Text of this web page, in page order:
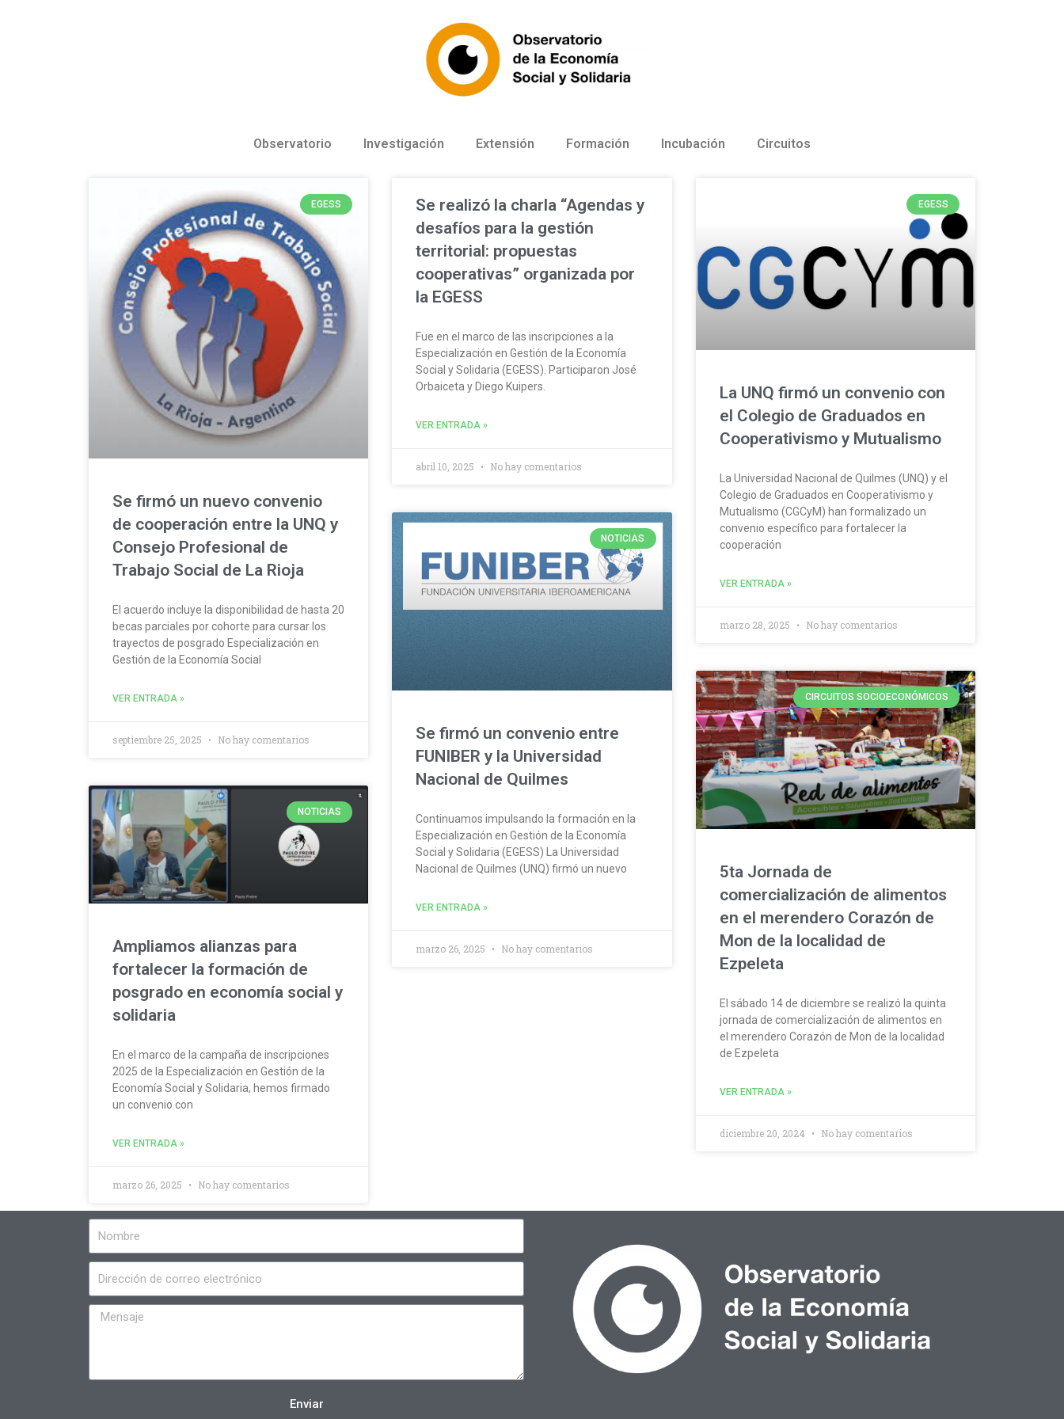
Observatorio Investigación Extensión Formación Incubación Circuitos
EGESS
Se firmó un nuevo convenio
de cooperación entre la UNQ y
Consejo Profesional de
Trabajo Social de La Rioja
El acuerdo incluye la disponibilidad de hasta 20
becas parciales por cohorte para cursar los
trayectos de posgrado Especialización en
Gestión de la Economía Social
VER ENTRADA »
septiembre 25, 2025 No hay comentarios
Se realizó la charla “Agendas y
desafíos para la gestión
territorial: propuestas
cooperativas” organizada por
la EGESS
Fue en el marco de las inscripciones a la
Especialización en Gestión de la Economía
Social y Solidaria (EGESS). Participaron José
Orbaiceta y Diego Kuipers.
VER ENTRADA »
abril 10, 2025 No hay comentarios
EGESS
La UNQ firmó un convenio con
el Colegio de Graduados en
Cooperativismo y Mutualismo
La Universidad Nacional de Quilmes (UNQ) y el
Colegio de Graduados en Cooperativismo y
Mutualismo (CGCyM) han formalizado un
convenio específico para fortalecer la
cooperación
VER ENTRADA »
marzo 28, 2025 No hay comentarios
NOTICIAS
Ampliamos alianzas para
fortalecer la formación de
posgrado en economía social y
solidaria
En el marco de la campaña de inscripciones
2025 de la Especialización en Gestión de la
Economía Social y Solidaria, hemos firmado
un convenio con
VER ENTRADA »
marzo 26, 2025 No hay comentarios
NOTICIAS
Se firmó un convenio entre
FUNIBER y la Universidad
Nacional de Quilmes
Continuamos impulsando la formación en la
Especialización en Gestión de la Economía
Social y Solidaria (EGESS) La Universidad
Nacional de Quilmes (UNQ) firmó un nuevo
VER ENTRADA »
marzo 26, 2025 No hay comentarios
CIRCUITOS SOCIOECONÓMICOS
5ta Jornada de
comercialización de alimentos
en el merendero Corazón de
Mon de la localidad de
Ezpeleta
El sábado 14 de diciembre se realizó la quinta
jornada de comercialización de alimentos en
el merendero Corazón de Mon de la localidad
de Ezpeleta
VER ENTRADA »
diciembre 20, 2024 No hay comentarios
Enviar